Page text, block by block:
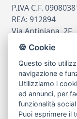
P.IVA C.F.
REA: 912894
Via Antiniana, 2F
80078 Pozzuoli
tel081.7515380
email
Assistenza
🍪 Cookie
Questo sito
navigazione e
Utilizziamo i
ed annunci, per
funzionalità
Puoi esprimere il